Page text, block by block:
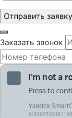
Заказать звонок